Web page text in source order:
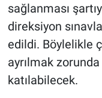
sağlanması
direksiyon
edildi. Böylelikle
ayrılmak
katılabilecek.